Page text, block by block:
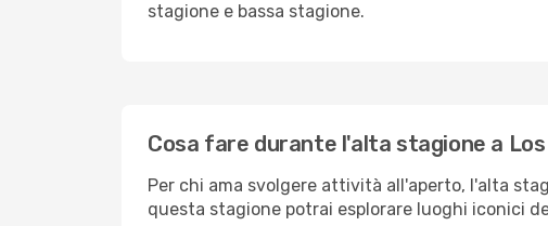
stagione e bassa stagione.
Cosa fare durante l'alta stagione a
Per chi ama svolgere attività all'aperto, l'alta
questa stagione potrai esplorare luoghi iconici